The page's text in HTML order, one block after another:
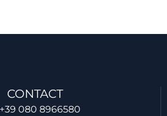
CONTACT
080 8966580